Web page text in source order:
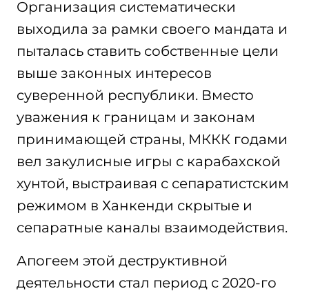
Организация систематически
выходила за рамки своего мандата и
пыталась ставить собственные цели
выше законных интересов
суверенной республики. Вместо
уважения к границам и законам
принимающей страны, МККК годами
вел закулисные игры с карабахской
хунтой, выстраивая с сепаратистским
режимом в Ханкенди скрытые и
сепаратные каналы взаимодействия.
Апогеем этой деструктивной
деятельности стал период с 2020-го